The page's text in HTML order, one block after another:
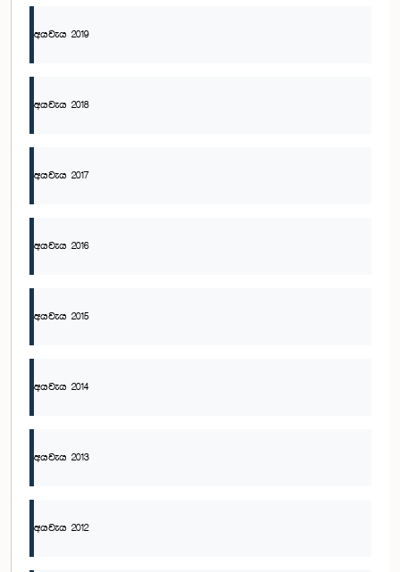
අයවැය 2019
අයවැය 2018
අයවැය 2017
අයවැය 2016
අයවැය 2015
අයවැය 2014
අයවැය 2013
අයවැය 2012